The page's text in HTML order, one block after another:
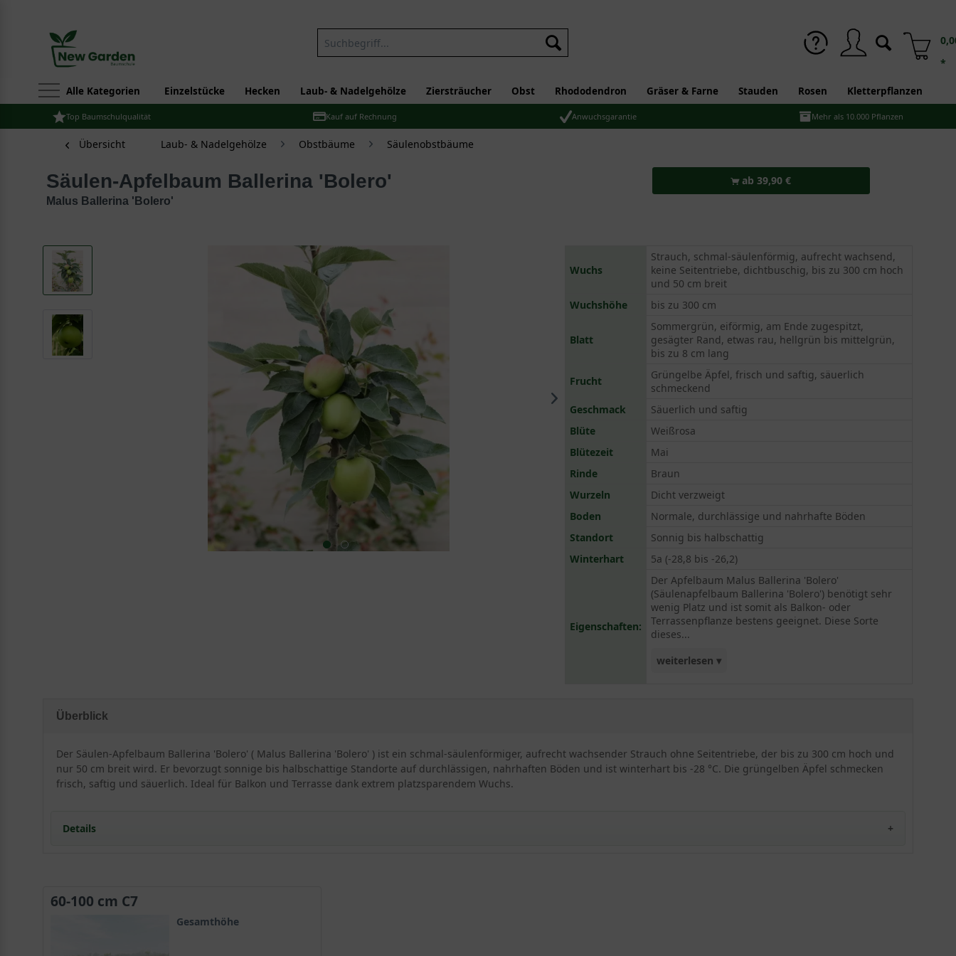
*
Alle Kategorien Einzelstücke Hecken Laub- & Nadelgehölze Ziersträucher Obst Rhododendron Gräser & Farne Stauden Rosen Kletterpflanzen
Top Baumschulqualität Kauf auf Rechnung Anwuchsgarantie Mehr als 10.000 Pflanzen
Übersicht Laub- & Nadelgehölze Obstbäume Säulenobstbäume
Säulen-Apfelbaum Ballerina 'Bolero'
Malus Ballerina 'Bolero'
ab 39,90 €
Wuchs
Strauch, schmal-säulenförmig, aufrecht wachsend,
keine Seitentriebe, dichtbuschig, bis zu 300 cm hoch
und 50 cm breit
Wuchshöhe
bis zu 300 cm
Blatt
Sommergrün, eiförmig, am Ende zugespitzt,
gesägter Rand, etwas rau, hellgrün bis mittelgrün,
bis zu 8 cm lang
Frucht
Grüngelbe Äpfel, frisch und saftig, säuerlich
schmeckend
Geschmack
Säuerlich und saftig
Blüte
Weißrosa
Blütezeit
Mai
Rinde
Braun
Wurzeln
Dicht verzweigt
Boden
Normale, durchlässige und nahrhafte Böden
Standort
Sonnig bis halbschattig
Winterhart
5a (-28,8 bis -26,2)
Eigenschaften:
Der Apfelbaum Malus Ballerina 'Bolero'
(Säulenapfelbaum Ballerina 'Bolero') benötigt sehr
wenig Platz und ist somit als Balkon- oder
Terrassenpflanze bestens geeignet. Diese Sorte
dieses...
weiterlesen ▾
Überblick
Der Säulen-Apfelbaum Ballerina 'Bolero' ( Malus Ballerina 'Bolero' ) ist ein schmal-säulenförmiger, aufrecht wachsender Strauch ohne Seitentriebe, der bis zu 300 cm hoch und
nur 50 cm breit wird. Er bevorzugt sonnige bis halbschattige Standorte auf durchlässigen, nahrhaften Böden und ist winterhart bis -28 °C. Die grüngelben Äpfel schmecken
frisch, saftig und säuerlich. Ideal für Balkon und Terrasse dank extrem platzsparendem Wuchs.
Details
Malus Ballerina wurde schmal wachsend für kleine Gärten gezüchtet
Malus Ballerina ‘Bolero‘ wächst schlank aufrecht und wird 3 Meter hoch
60-100 cm C7
Gesamthöhe